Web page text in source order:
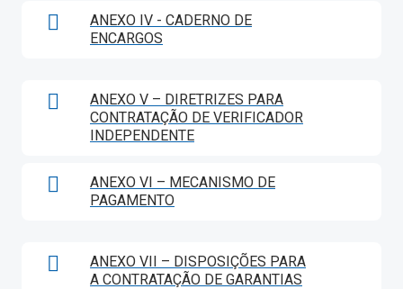
ANEXO IV - CADERNO DE
ENCARGOS
ANEXO V – DIRETRIZES PARA
CONTRATAÇÃO DE VERIFICADOR
INDEPENDENTE
ANEXO VI – MECANISMO DE
PAGAMENTO
ANEXO VII – DISPOSIÇÕES PARA
A CONTRATAÇÃO DE GARANTIAS